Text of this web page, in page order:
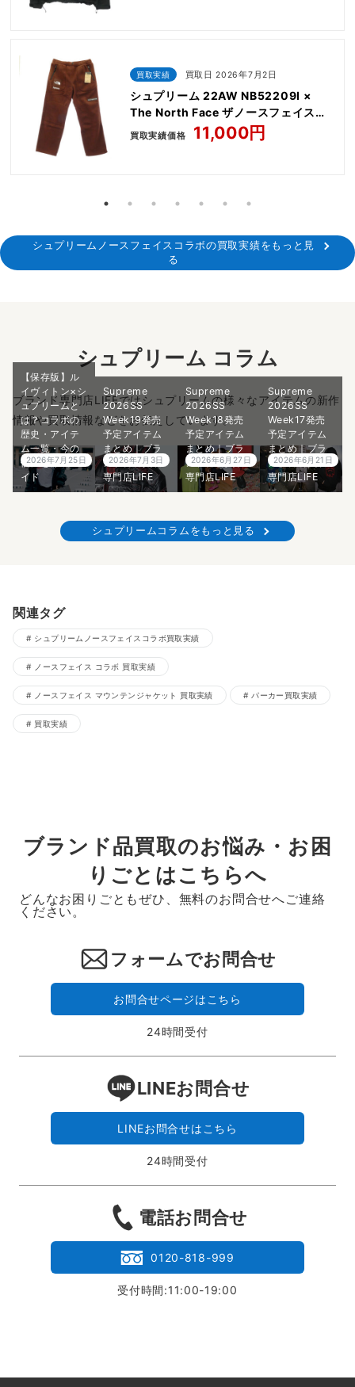
買取実績 買取日 2026年7月2日
シュプリーム 22AW NB52209I ×
The North Face ザノースフェイス
Steep Tech Fleece Pant
買取実績価格 11,000円
シュプリームノースフェイスコラボの買取実績をもっと見
る
シュプリーム コラム
ブランド専門店LIFEではシュプリームの様々なアイテムの新作
情報や買取情報などをお伝えしています。
【保存版】ル
イヴィトン×シ
ュプリームと
は？コラボの
歴史・アイテ
ム一覧・今の
価値を徹底ガ
イド
2026年7月25日
Supreme
2026SS
Week19発売
予定アイテム
まとめ｜ブラ
ンド古着買取
専門店LIFE
2026年7月3日
Supreme
2026SS
Week18発売
予定アイテム
まとめ｜ブラ
ンド古着買取
専門店LIFE
2026年6月27日
Supreme
2026SS
Week17発売
予定アイテム
まとめ｜ブラ
ンド古着買取
専門店LIFE
2026年6月21日
シュプリームコラムをもっと見る
関連タグ
シュプリームノースフェイスコラボ買取実績
ノースフェイス コラボ 買取実績
ノースフェイス マウンテンジャケット 買取実績 パーカー買取実績
買取実績
ブランド品買取のお悩み・お困
りごとはこちらへ
どんなお困りごともぜひ、無料のお問合せへご連絡
ください。
フォームでお問合せ
お問合せページはこちら
24時間受付
LINEお問合せ
LINEお問合せはこちら
24時間受付
電話お問合せ
0120-818-999
受付時間:11:00-19:00